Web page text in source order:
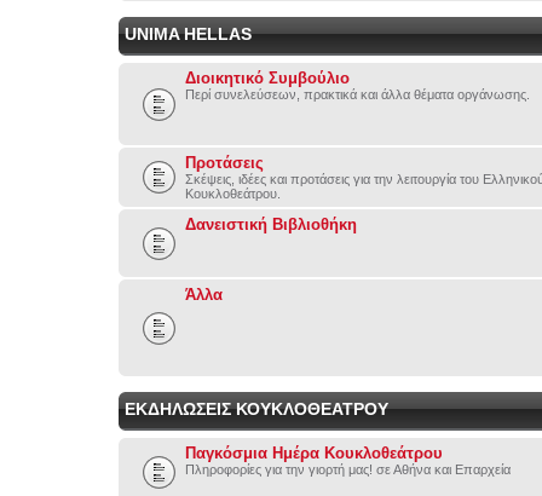
UNIMA HELLAS
Διοικητικό Συμβούλιο
Περί συνελεύσεων, πρακτικά και άλλα θέματα οργάνωσης.
Προτάσεις
Σκέψεις, ιδέες και προτάσεις για την λειτουργία του
Κουκλοθεάτρου.
Δανειστική Βιβλιοθήκη
Άλλα
ΕΚΔΗΛΩΣΕΙΣ ΚΟΥΚΛΟΘΕΑΤΡΟΥ
Παγκόσμια Ημέρα Κουκλοθεάτρου
Πληροφορίες για την γιορτή μας! σε Αθήνα και Επαρχεία